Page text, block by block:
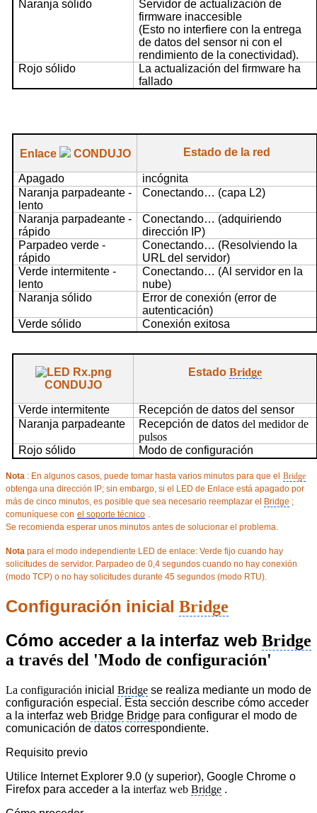
Naranja sólido
Servidor de actualización de
firmware inaccesible
(Esto no interfiere con la entrega
de datos del sensor ni con el
rendimiento de la conectividad).
Rojo sólido
La actualización del firmware ha
fallado
Enlace CONDUJO Estado de la red
Apagado
incógnita
Naranja parpadeante -
lento
Conectando… (capa L2)
Naranja parpadeante -
rápido
Conectando… (adquiriendo
dirección IP)
Parpadeo verde -
rápido
Conectando… (Resolviendo la
URL del servidor)
Verde intermitente -
lento
Conectando… (Al servidor en la
nube)
Naranja sólido
Error de conexión (error de
autenticación)
Verde sólido
Conexión exitosa
CONDUJO
Estado Bridge
Verde intermitente
Recepción de datos del sensor
Naranja parpadeante
Recepción de datos del medidor de
pulsos
Rojo sólido
Modo de configuración
Nota : En algunos casos, puede tomar hasta varios minutos para que el Bridge
obtenga una dirección IP; sin embargo, si el LED de Enlace está apagado por
más de cinco minutos, es posible que sea necesario reemplazar el
Bridge ;
comuníquese con el soporte técnico .
Se recomienda esperar unos minutos antes de solucionar el problema.
Nota para el modo independiente LED de enlace: Verde fijo cuando hay
solicitudes de servidor. Parpadeo de 0,4 segundos cuando no hay conexión
(modo TCP) o no hay solicitudes durante 45 segundos (modo RTU).
Configuración inicial Bridge
Cómo acceder a la interfaz web Bridge
a través del 'Modo de configuración'
La configuración inicial Bridge se realiza mediante un modo de
configuración especial. Esta sección describe cómo acceder
a la interfaz web Bridge Bridge para configurar el modo de
comunicación de datos correspondiente.
Requisito previo
Utilice Internet Explorer 9.0 (y superior), Google Chrome o
Firefox para acceder a la interfaz web Bridge .